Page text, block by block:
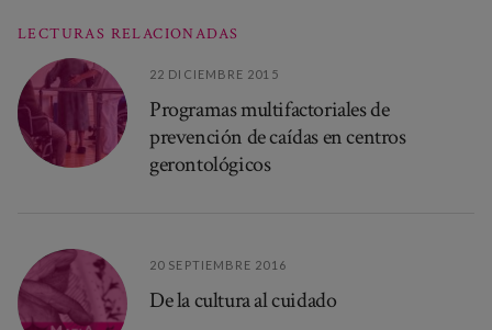
LECTURAS RELACIONADAS
22 DICIEMBRE 2015
Programas multifactoriales de
prevención de caídas en centros
gerontológicos
20 SEPTIEMBRE 2016
De la cultura al cuidado